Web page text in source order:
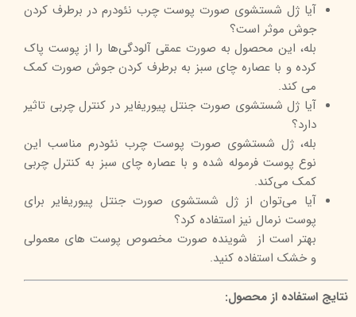
آیا ژل شستشوی صورت پوست چرب نئودرم در برطرف کردن
جوش موثر است؟
بله، این محصول به صورت عمقی آلودگی‌ها را از پوست پاک
کرده و با عصاره چای سبز به برطرف کردن جوش صورت کمک
می کند.
آیا ژل شستشوی صورت جنتل پیوریفایر در کنترل چربی تاثیر
دارد؟
بله، ژل شستشوی صورت پوست چرب نئودرم مناسب این
نوع پوست فرموله شده و با عصاره چای سبز به کنترل چربی
کمک می‌کند.
آیا می‌توان از ژل شستشوی صورت جنتل پیوریفایر برای
پوست نرمال نیز استفاده کرد؟
بهتر است از شوینده صورت مخصوص پوست های معمولی
و خشک استفاده کنید.
نتایج استفاده از محصول: